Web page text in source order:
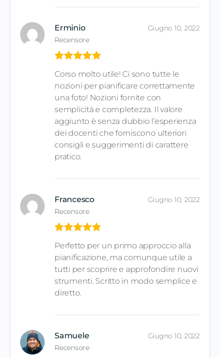
Erminio
Recensore
Giugno 10, 2022
su 5
Corso molto utile! Ci sono tutte le
nozioni per pianificare correttamente
una foto! Nozioni fornite con
semplicità e completezza. Il valore
aggiunto è senza dubbio l’esperienza
dei docenti che forniscono ulteriori
consigli e suggerimenti di carattere
pratico.
Francesco
Recensore
Giugno 10, 2022
su 5
Perfetto per un primo approccio alla
pianificazione, ma comunque utile a
tutti per scoprire e approfondire nuovi
strumenti. Scritto in modo semplice e
diretto.
Samuele
Recensore
Giugno 10, 2022